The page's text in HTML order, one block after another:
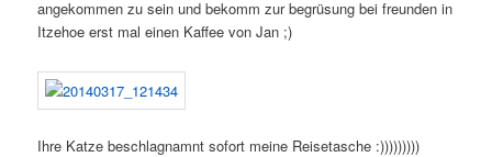
angekommen zu sein und bekomm zur begrüsung bei freunden in
Itzehoe erst mal einen Kaffee von Jan ;)
Ihre Katze beschlagnamnt sofort meine Reisetasche :)))))))))